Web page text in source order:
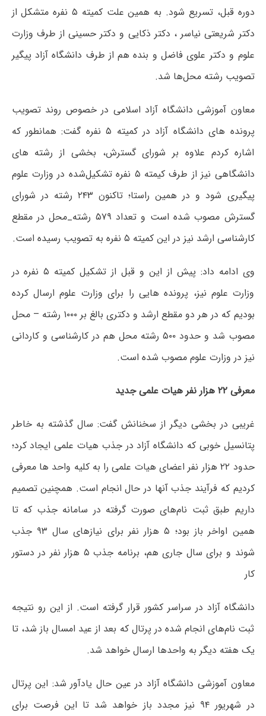
دوره قبل، تسریع شود. به همین علت کمیته ۵ نفره متشکل از
دکتر شریعتی نیاسر ، دکتر ذکایی و دکتر حسینی از طرف وزارت
علوم و دکتر علوی فاضل و بنده هم از طرف دانشگاه آزاد پیگیر
تصویب رشته محل‌ها شد.
معاون آموزشی دانشگاه آزاد اسلامی در خصوص روند تصویب
پرونده های دانشگاه آزاد در کمیته ۵ نفره گفت: همانطور که
اشاره کردم علاوه بر شورای گسترش، بخشی از رشته های
دانشگاهی نیز از طرف کیمته ۵ نفره تشکیل‌شده در وزارت علوم
پیگیری شود و در همین راستا؛ تاکنون ۲۴۳ رشته در شورای
گسترش مصوب شده است و تعداد ۵۷۹ رشته_محل در مقطع
کارشناسی ارشد نیز در این کمیته ۵ نفره به تصویب رسیده است.
وی ادامه داد: پیش از این و قبل از تشکیل کمیته ۵ نفره در
وزارت علوم نیز، پرونده هایی را برای وزارت علوم ارسال کرده
بودیم که در هر دو مقطع ارشد و دکتری بالغ بر ۱۰۰۰ رشته – محل
مصوب شد و حدود ۵۰۰ رشته محل هم در کارشناسی و کاردانی
نیز در وزارت علوم مصوب شده است.
معرفی ۲۲ هزار نفر هیات علمی جدید
غریبی در بخشی دیگر از سخنانش گفت: سال گذشته به خاطر
پتانسیل خوبی که دانشگاه آزاد در جذب هیات علمی ایجاد کرد؛
حدود ۲۲ هزار نفر اعضای هیات علمی را به کلیه واحد ها معرفی
کردیم که فرآیند جذب آنها در حال انجام است. همچنین تصمیم
داریم طبق ثبت نام‌های صورت گرفته در سامانه جذب که تا
همین اواخر باز بود؛ ۵ هزار نفر برای نیازهای سال ۹۳ جذب
شوند و برای سال جاری هم، برنامه جذب ۵ هزار نفر در دستور
کار
دانشگاه آزاد در سراسر کشور قرار گرفته است. از این رو نتیجه
ثبت نام‌های انجام شده در پرتال که بعد از عید امسال باز شد، تا
یک هفته دیگر به واحدها ارسال خواهد شد.
معاون آموزشی دانشگاه آزاد در عین حال یادآور شد: این پرتال
در شهریور ۹۴ نیز مجدد باز خواهد شد تا این فرصت برای